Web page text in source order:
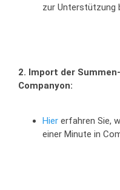
zur Unterstützung
2. Import der
Companyon:
Hier erfahren Sie,
einer Minute in